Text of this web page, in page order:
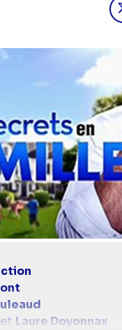
et Laure Doyonnax